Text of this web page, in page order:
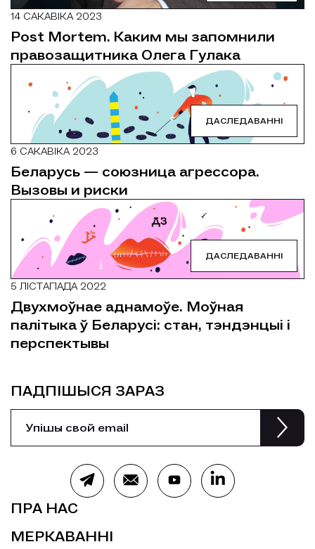
14 САКАВІКА 2023
Post Mortem. Каким мы запомнили
правозащитника Олега Гулака
ДАСЛЕДАВАННІ
6 САКАВІКА 2023
Беларусь — союзница агрессора.
Вызовы и риски
ДАСЛЕДАВАННІ
5 ЛІСТАПАДА 2022
Двухмоўнае аднамоўе. Моўная
палітыка ў Беларусі: стан, тэндэнцыі і
перспектывы
ПРА НАС
МЕРКАВАННІ
ПАДПІШЫСЯ ЗАРАЗ